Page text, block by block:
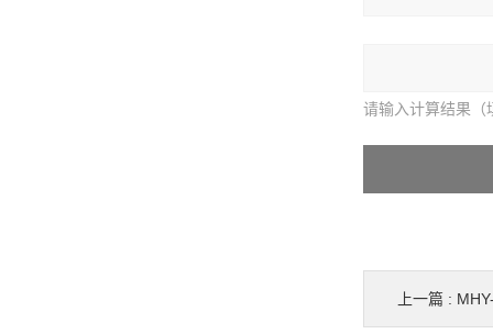
请输入计算结果（
上一篇 :